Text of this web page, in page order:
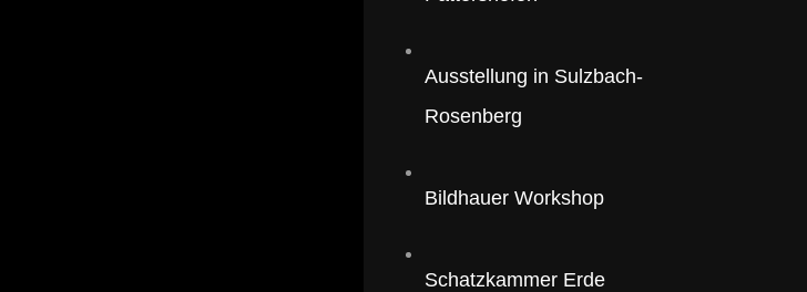
Ausstellung in Sulzbach-
Rosenberg
Bildhauer Workshop
Schatzkammer Erde